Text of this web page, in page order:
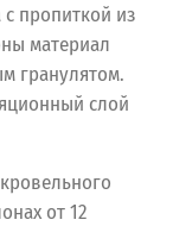
с пропиткой из
материал
гранулятом.
слой
от 12